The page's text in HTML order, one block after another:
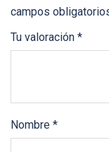
campos
Tu valoración *
Nombre *